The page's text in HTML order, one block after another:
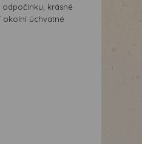
krásné
okolní úchvatné